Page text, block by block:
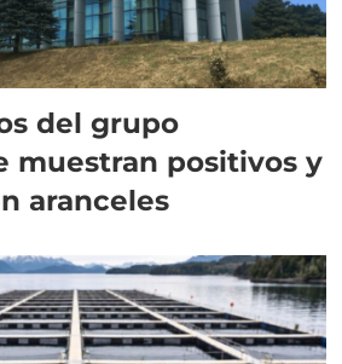
del grupo
muestran positivos y
aranceles